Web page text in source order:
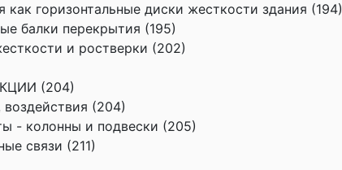
как горизонтальные диски жесткости здания (194)
балки перекрытия (195)
и ростверки (202)
(204)
воздействия (204)
- колонны и подвески (205)
связи (211)